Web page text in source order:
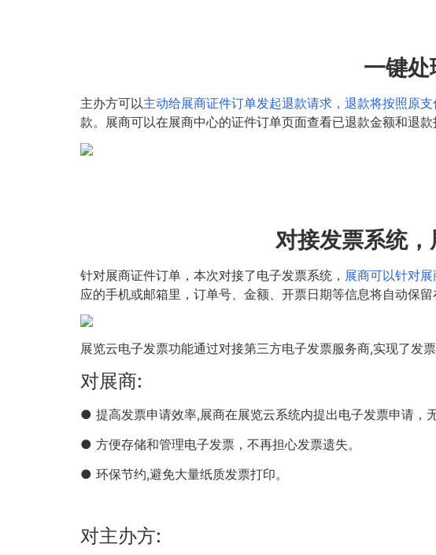
一键
主办方可以主动给展商证件订单发起退款请求，退款将按照原
款。展商可以在展商中心的证件订单页面查看已退款金额和退款
对接发票系统
针对展商证件订单，本次对接了电子发票系统， 展商可以针对
应的手机或邮箱里，订单号、金额、开票日期等信息将自动保
展览云电子发票功能通过对接第三方电子发票服务商,实现了发
对展商:
● 提高发票申请效率,展商在展览云系统内提出电子发票申请，
● 方便存储和管理电子发票，不再担心发票遗失。
● 环保节约,避免大量纸质发票打印。
对主办方: